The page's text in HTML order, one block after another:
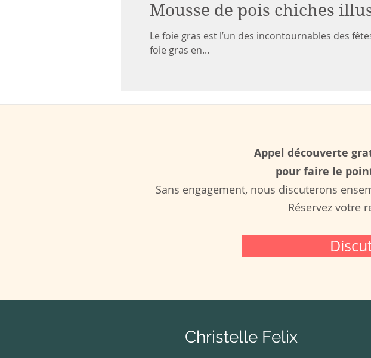
Mousse de pois chiches
Le foie gras est l’un des incontournables des
foie gras en...
Appel découverte
pour faire le
Sans engagement, nous discuterons
Réservez votre
Christelle Felix